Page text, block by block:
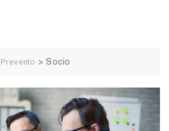
>Socio